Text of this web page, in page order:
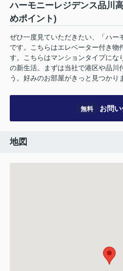
ハーモニーレジデンス品川
めポイント)
ぜひ一度見ていただきたい、「ハー
です。こちらはエレベーター付き物
す。こちらはマンションタイプにな
の新生活。まずは当社で港区や品川
う。好みのお部屋がきっと見つかり
無料 お問
地図